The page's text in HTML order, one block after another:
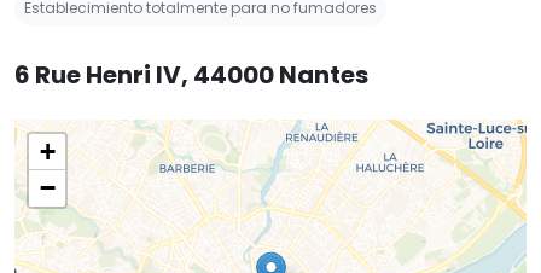
Establecimiento totalmente para no fumadores
6 Rue Henri IV, 44000 Nantes
+
−